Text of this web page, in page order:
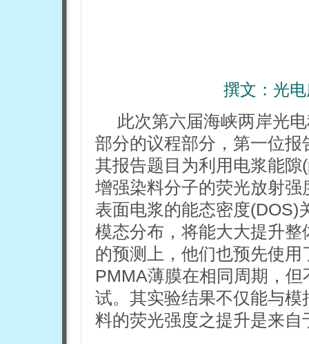
撰文： 光
此次第六届海峡两岸光
部分的议程部分，第一位
其报告题目为利用电浆能
增强染料分子的荧光放射
表面电浆的能态密度(DOS)
模态分布，将能大大提升
的预测上，他们也预先使
PMMA薄膜在相同周期，
试。其实验结果不仅能与
料的荧光强度之提升是来